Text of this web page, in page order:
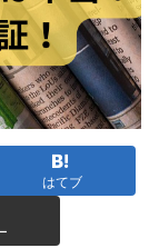
はてブ